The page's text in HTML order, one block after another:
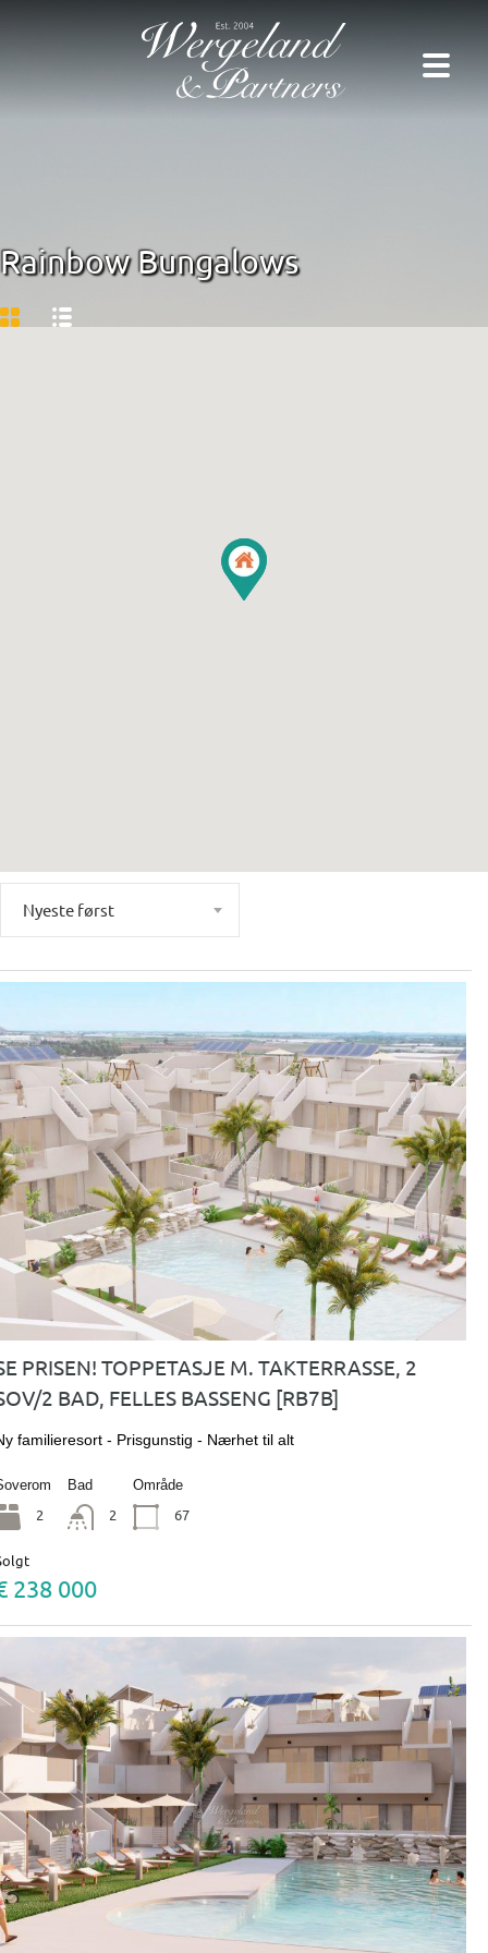
Rainbow Bungalows
Nyeste først
PRISEN! TOPPETASJE M. TAKTERRASSE, 2
2 BAD, FELLES BASSENG [RB7B]
familieresort - Prisgunstig - Nærhet til alt
2
Bad
2
Område
67
238 000